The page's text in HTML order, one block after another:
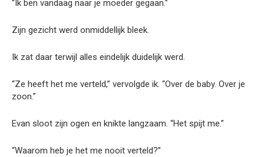
“Ik ben vandaag naar je moeder gegaan.”
Zijn gezicht werd onmiddellijk bleek.
Ik zat daar terwijl alles eindelijk duidelijk werd.
“Ze heeft het me verteld,” vervolgde ik. “Over de baby. Over je
zoon.”
Evan sloot zijn ogen en knikte langzaam. “Het spijt me.”
“Waarom heb je het me nooit verteld?”